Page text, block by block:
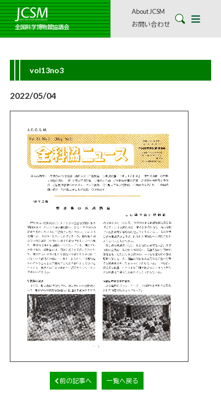
全国科学博物館協議会
About JCSM
お問い合わせ
vol13no3
2022/05/04
前の記事へ 一覧へ戻る